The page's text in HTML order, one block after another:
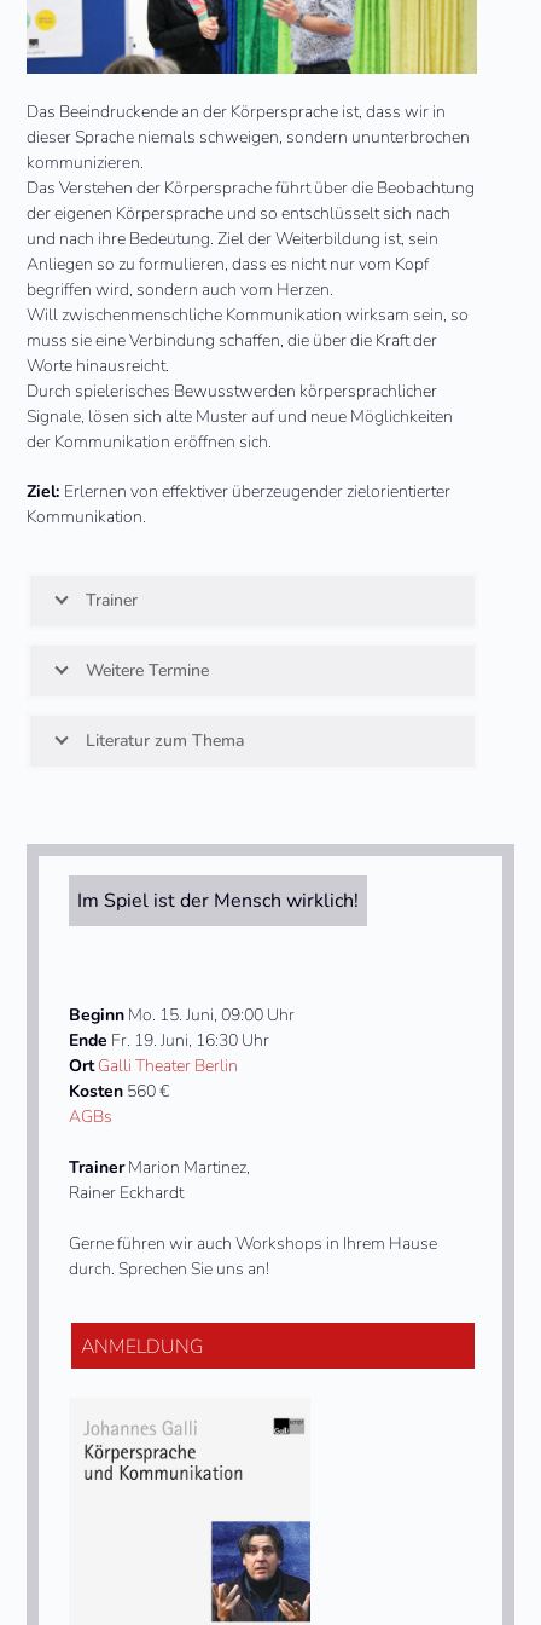
Das Beeindruckende an der Körpersprache ist, dass wir in
dieser Sprache niemals schweigen, sondern ununterbrochen
kommunizieren.
Das Verstehen der Körpersprache führt über die Beobachtung
der eigenen Körpersprache und so entschlüsselt sich nach
und nach ihre Bedeutung. Ziel der Weiterbildung ist, sein
Anliegen so zu formulieren, dass es nicht nur vom Kopf
begriffen wird, sondern auch vom Herzen.
Will zwischenmenschliche Kommunikation wirksam sein, so
muss sie eine Verbindung schaffen, die über die Kraft der
Worte hinausreicht.
Durch spielerisches Bewusstwerden körpersprachlicher
Signale, lösen sich alte Muster auf und neue Möglichkeiten
der Kommunikation eröffnen sich.
Ziel: Erlernen von effektiver überzeugender zielorientierter
Kommunikation.
Trainer
Weitere Termine
Literatur zum Thema
Im Spiel ist der Mensch wirklich!
Beginn Mo. 15. Juni, 09:00 Uhr
Ende Fr. 19. Juni, 16:30 Uhr
OrtGalli Theater Berlin
Kosten 560 €
AGBs
TrainerMarion Martinez,
Rainer Eckhardt
Gerne führen wir auch Workshops in Ihrem Hause
durch. Sprechen Sie uns an!
ANMELDUNG